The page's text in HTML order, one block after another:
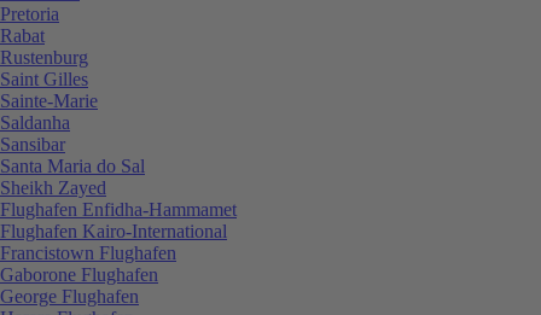
Pretoria
Rabat
Rustenburg
Saint Gilles
Sainte-Marie
Saldanha
Sansibar
Santa Maria do Sal
Sheikh Zayed
Flughafen Enfidha-Hammamet
Flughafen Kairo-International
Francistown Flughafen
Gaborone Flughafen
George Flughafen